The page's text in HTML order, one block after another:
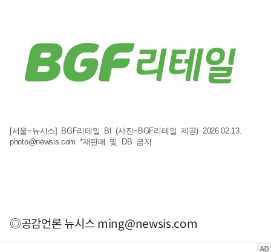
[서울=뉴시스] BGF리테일 BI (사진=BGF리테일 제공) 2026.02.13.
photo@newsis.com *재판매 및 DB 금지
◎공감언론 뉴시스ming@newsis.com